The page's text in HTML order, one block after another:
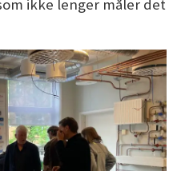
ikke lenger måler det